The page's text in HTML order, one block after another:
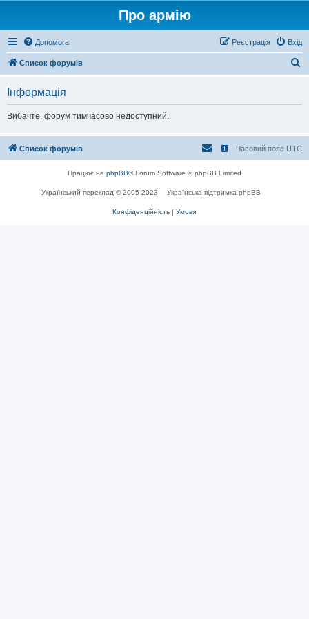
Про армію
Допомога Вхід
Реєстрація
Список форумів
Інформація
Вибачте, форум тимчасово недоступний.
Список форумів Часовий пояс UTC
Працює на phpBB® Forum Software © phpBB Limited
Український переклад © 2005-2023 Українська підтримка phpBB
Конфіденційність | Умови